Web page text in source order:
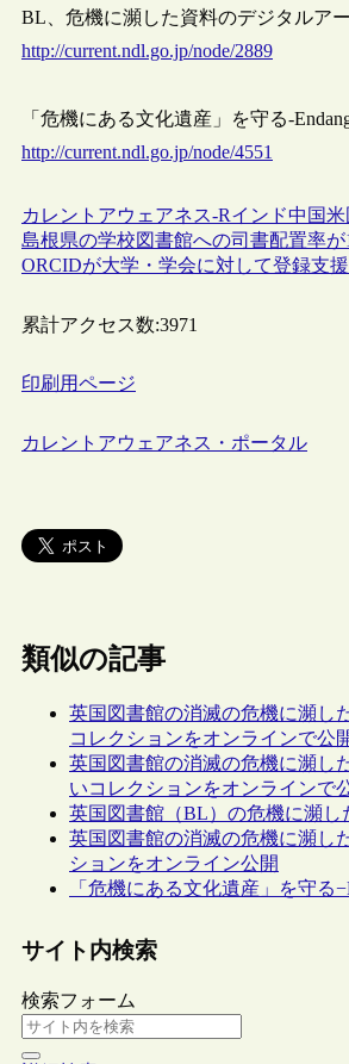
BL、危機に瀕した資料のデジタルア
http://current.ndl.go.jp/node/2889
「危機にある文化遺産」を守る-
http://current.ndl.go.jp/node/4551
カレントアウェアネス-Rインド中国米
島根県の学校図書館への司書配置率が
ORCIDが大学・学会に対して登録支
累計アクセス数:3971
印刷用ページ
カレントアウェアネス・ポータル
類似の記事
英国図書館の消滅の危機に瀕し
コレクションをオンラインで公
英国図書館の消滅の危機に瀕し
いコレクションをオンラインで
英国図書館（BL）の危機に瀕
英国図書館の消滅の危機に瀕し
ションをオンライン公開
「危機にある文化遺産」を守る
サイト内検索
検索フォーム